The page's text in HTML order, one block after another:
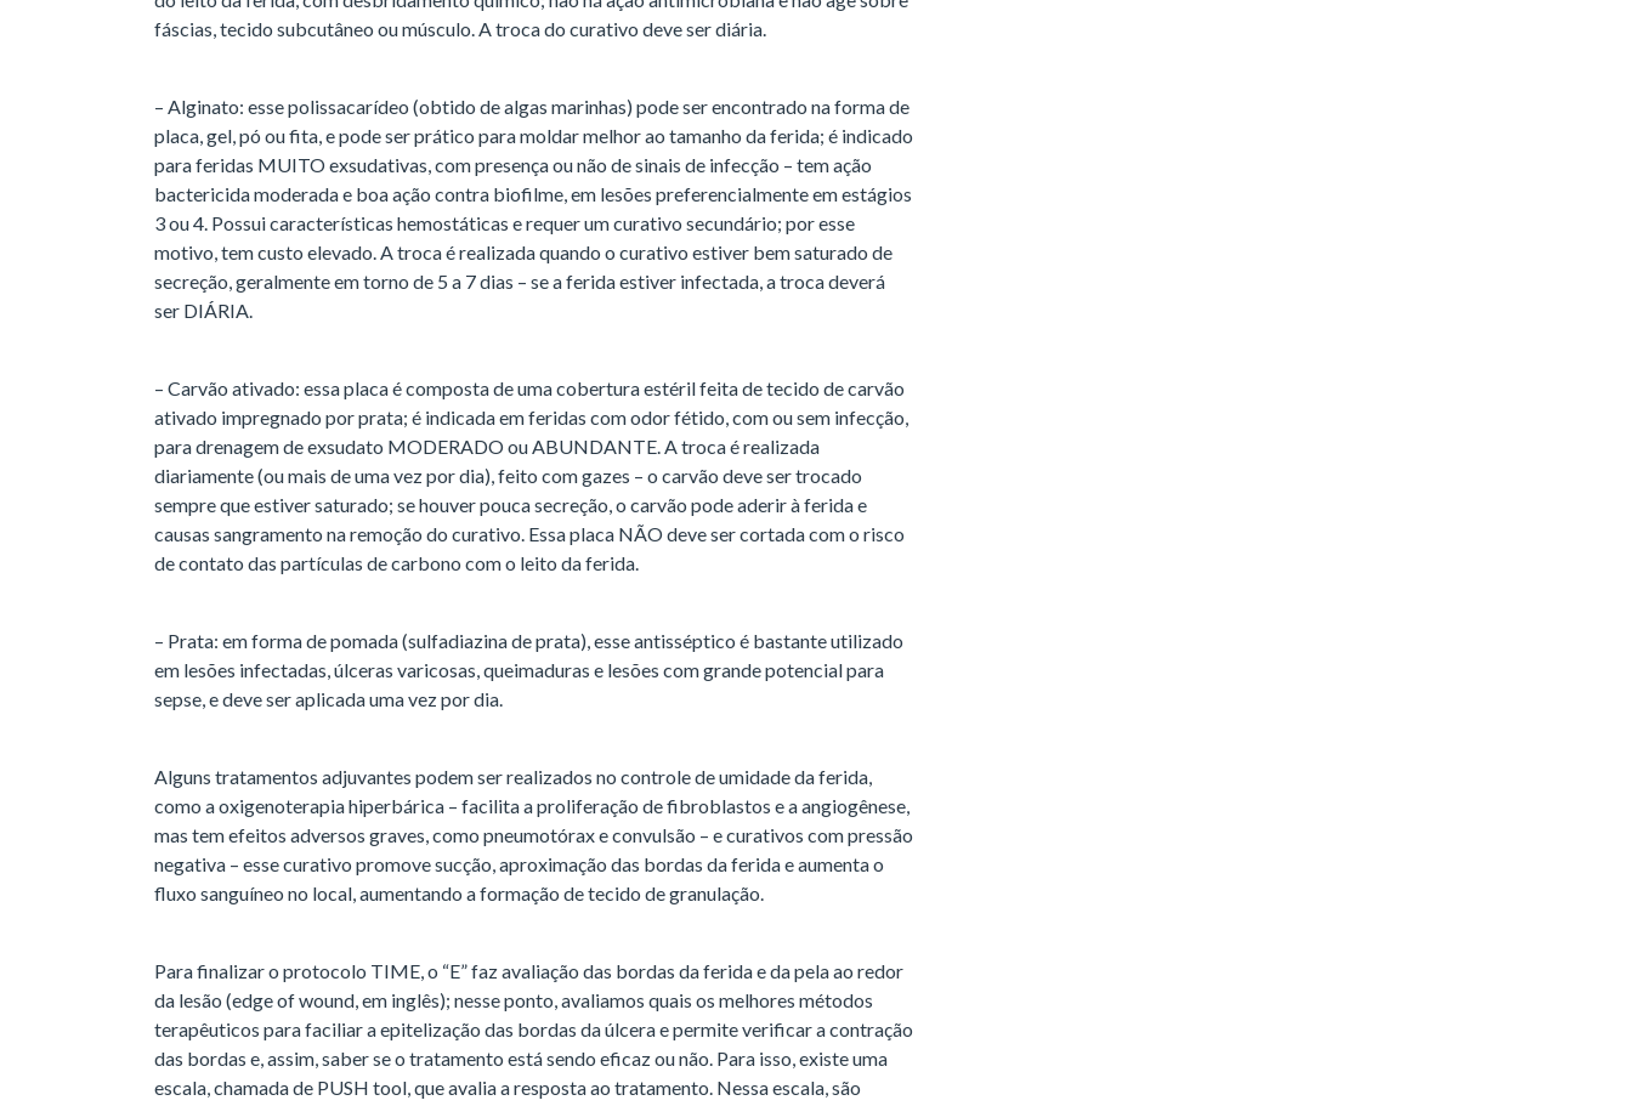
fáscias, tecido subcutâneo ou músculo. A troca do curativo deve ser diária.
– Alginato: esse polissacarídeo (obtido de algas marinhas) pode ser encontrado na forma de
placa, gel, pó ou fita, e pode ser prático para moldar melhor ao tamanho da ferida; é indicado
para feridas MUITO exsudativas, com presença ou não de sinais de infecção – tem ação
bactericida moderada e boa ação contra biofilme, em lesões preferencialmente em estágios
3 ou 4. Possui características hemostáticas e requer um curativo secundário; por esse
motivo, tem custo elevado. A troca é realizada quando o curativo estiver bem saturado de
secreção, geralmente em torno de 5 a 7 dias – se a ferida estiver infectada, a troca deverá
ser DIÁRIA.
– Carvão ativado: essa placa é composta de uma cobertura estéril feita de tecido de carvão
ativado impregnado por prata; é indicada em feridas com odor fétido, com ou sem infecção,
para drenagem de exsudato MODERADO ou ABUNDANTE. A troca é realizada
diariamente (ou mais de uma vez por dia), feito com gazes – o carvão deve ser trocado
sempre que estiver saturado; se houver pouca secreção, o carvão pode aderir à ferida e
causas sangramento na remoção do curativo. Essa placa NÃO deve ser cortada com o risco
de contato das partículas de carbono com o leito da ferida.
– Prata: em forma de pomada (sulfadiazina de prata), esse antisséptico é bastante utilizado
em lesões infectadas, úlceras varicosas, queimaduras e lesões com grande potencial para
sepse, e deve ser aplicada uma vez por dia.
Alguns tratamentos adjuvantes podem ser realizados no controle de umidade da ferida,
como a oxigenoterapia hiperbárica – facilita a proliferação de fibroblastos e a angiogênese,
mas tem efeitos adversos graves, como pneumotórax e convulsão – e curativos com pressão
negativa – esse curativo promove sucção, aproximação das bordas da ferida e aumenta o
fluxo sanguíneo no local, aumentando a formação de tecido de granulação.
Para finalizar o protocolo TIME, o “E” faz avaliação das bordas da ferida e da pela ao redor
da lesão (edge of wound, em inglês); nesse ponto, avaliamos quais os melhores métodos
terapêuticos para faciliar a epitelização das bordas da úlcera e permite verificar a contração
das bordas e, assim, saber se o tratamento está sendo eficaz ou não. Para isso, existe uma
escala, chamada de PUSH tool, que avalia a resposta ao tratamento. Nessa escala, são